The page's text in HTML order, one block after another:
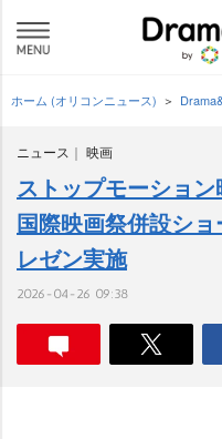
ホーム (オリコンニュース)
ニュース 映画
ストップモーショ
国際映画祭併設シ
レゼン実施
2026-04-26 09:38